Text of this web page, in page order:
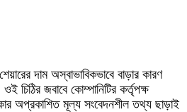
দাম অস্বাভাবিকভাবে বাড়ার কারণ
চিঠির জবাবে কোম্পানিটির কর্তৃপক্ষ
অপ্রকাশিত মূল্য সংবেদনশীল তথ্য ছাড়াই